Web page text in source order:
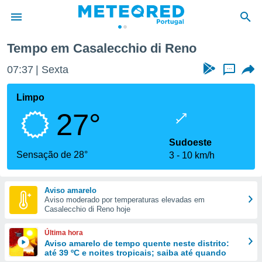
da
foi
fornecidas
a este
das
e
forma
digital
Tempo em Casalecchio di Reno
07:37 Sexta ...
Limpo
27°
Sensação de 28°
Sudoeste
3
10 km/h
Aviso amarelo
Aviso moderado por temperaturas elevadas em
Casalecchio di Reno hoje
Última hora
Aviso amarelo de tempo quente neste distrito:
até 39 ºC e noites tropicais; saiba até quando